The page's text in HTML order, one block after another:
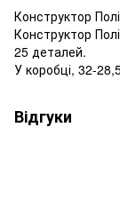
Конструктор
Конструктор
25 деталей.
У коробці, 32-
Відгуки